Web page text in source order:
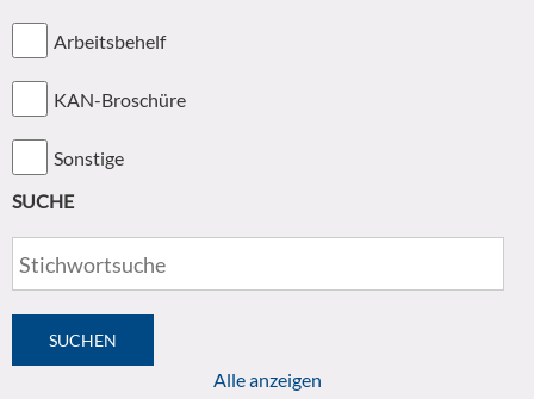
Arbeitsbehelf
KAN-Broschüre
Sonstige
SUCHE
Alle anzeigen